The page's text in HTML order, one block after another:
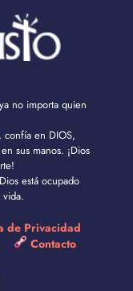
no importa quien
en DIOS,
sus manos. ¡Dios
está ocupado
de Privacidad
Contacto